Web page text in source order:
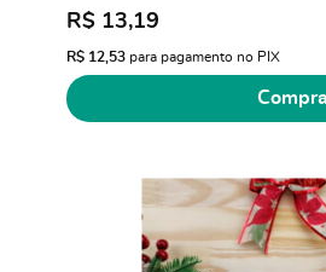
R$ 13,19
R$ 12,53 para pagamento no PIX